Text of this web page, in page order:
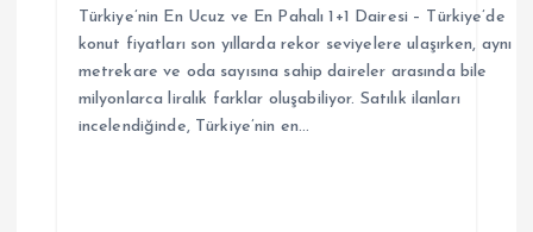
Türkiye’nin En Ucuz ve En Pahalı 1+1 Dairesi – Türkiye’de
konut fiyatları son yıllarda rekor seviyelere ulaşırken, aynı
metrekare ve oda sayısına sahip daireler arasında bile
milyonlarca liralık farklar oluşabiliyor. Satılık ilanları
incelendiğinde, Türkiye’nin en…